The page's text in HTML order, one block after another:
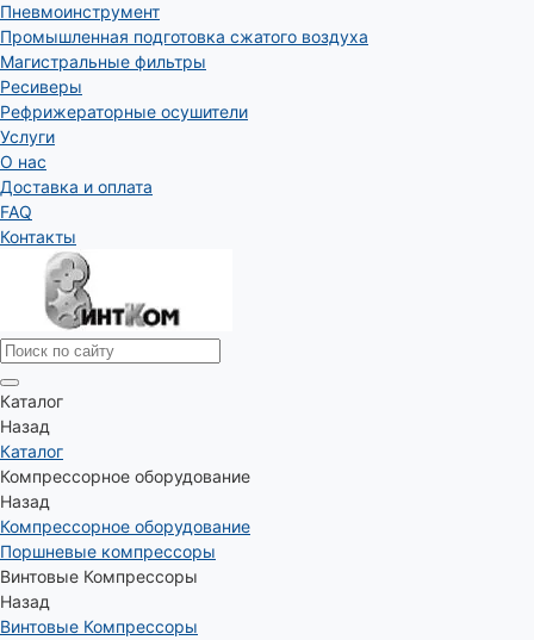
Пневмоинструмент
Промышленная подготовка сжатого воздуха
Магистральные фильтры
Ресиверы
Рефрижераторные осушители
Услуги
О нас
Доставка и оплата
FAQ
Контакты
Каталог
Назад
Каталог
Компрессорное оборудование
Назад
Компрессорное оборудование
Поршневые компрессоры
Винтовые Компрессоры
Назад
Винтовые Компрессоры